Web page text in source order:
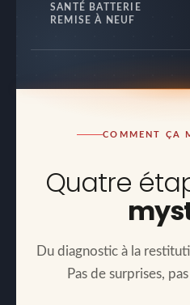
SANTÉ BATTERIE
REMISE À NEUF
COMMENT ÇA
Quatre
Du diagnostic à la
Pas de surprises,